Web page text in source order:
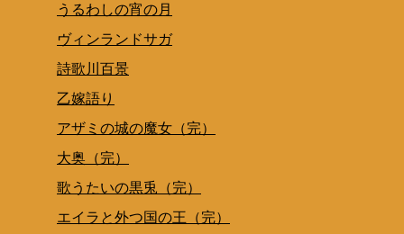
うるわしの宵の月
ヴィンランドサガ
詩歌川百景
乙嫁語り
アザミの城の魔女（完）
大奥（完）
歌うたいの黒兎（完）
エイラと外つ国の王（完）